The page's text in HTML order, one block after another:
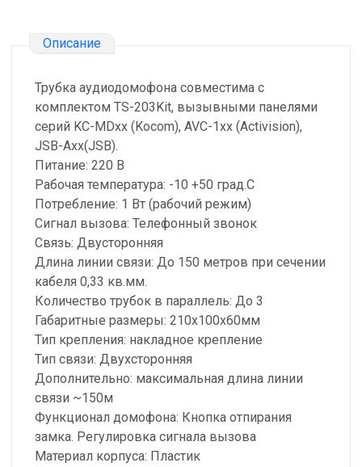
Описание
Трубка аудиодомофона совместима с
комплектом TS-203Kit, вызывными панелями
серий KC-MDxx (Kocom), AVC-1xx (Activision),
JSB-Axx(JSB).
Питание: 220 В
Рабочая температура: -10 +50 град.С
Потребление: 1 Вт (рабочий режим)
Сигнал вызова: Телефонный звонок
Связь: Двусторонняя
Длина линии связи: До 150 метров при сечении
кабеля 0,33 кв.мм.
Количество трубок в параллель: До 3
Габаритные размеры: 210х100х60мм
Тип крепления: накладное крепление
Тип связи: Двухсторонняя
Дополнительно: максимальная длина линии
связи ~150м
Функционал домофона: Кнопка отпирания
замка. Регулировка сигнала вызова
Материал корпуса: Пластик